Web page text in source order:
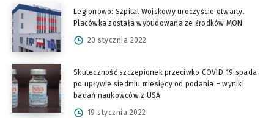
Legionowo: Szpital Wojskowy uroczyście otwarty.
Placówka została wybudowana ze środków MON
20 stycznia 2022
Skuteczność szczepionek przeciwko COVID-19 spada
po upływie siedmiu miesięcy od podania – wyniki
badań naukowców z USA
19 stycznia 2022